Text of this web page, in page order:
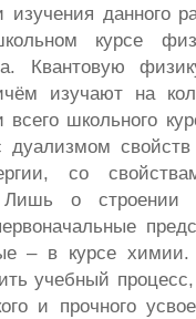
данного
курсе
Квантовую
изучают на
школьного
дуализмом
со
Лишь о
– в курсе химии.
учебный
и прочного